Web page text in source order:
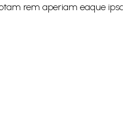
rem aperiam eaque